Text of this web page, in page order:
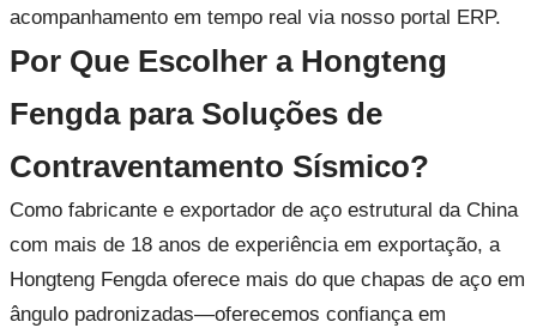
acompanhamento em tempo real via nosso portal ERP.
Por Que Escolher a Hongteng
Fengda para Soluções de
Contraventamento Sísmico?
Como fabricante e exportador de aço estrutural da China
com mais de 18 anos de experiência em exportação, a
Hongteng Fengda oferece mais do que chapas de aço em
ângulo padronizadas—oferecemos confiança em